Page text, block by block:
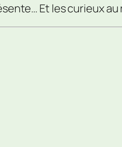
Et les curieux